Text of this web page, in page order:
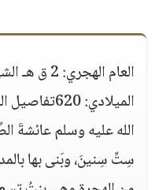
العام
الميلادي:
الله عليه وسلم عائشةَ
سِتِّ سِنينَ، وبَنى بها